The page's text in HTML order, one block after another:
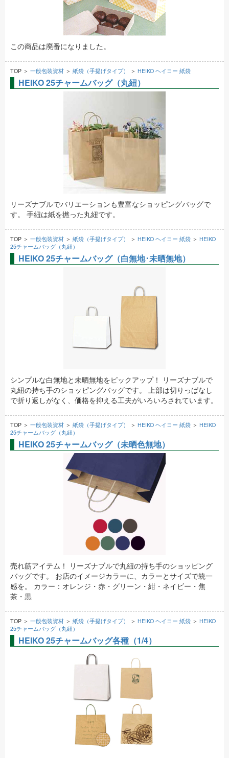
この商品は廃番になりました。
TOP ＞ 一般包装資材 ＞ 紙袋（手提げタイプ） ＞ HEIKO ヘイコー 紙袋
HEIKO 25チャームバッグ（丸紐）
リーズナブルでバリエーションも豊富なショッピングバッグで
す。 手紐は紙を撚った丸紐です。
TOP ＞ 一般包装資材 ＞ 紙袋（手提げタイプ） ＞ HEIKO ヘイコー 紙袋 ＞ HEIKO
25チャームバッグ（丸紐）
HEIKO 25チャームバッグ（白無地･未晒無地）
シンプルな白無地と未晒無地をピックアップ！ リーズナブルで
丸紐の持ち手のショッピングバッグです。 上部は切りっぱなし
で折り返しがなく、価格を抑える工夫がいろいろされています。
TOP ＞ 一般包装資材 ＞ 紙袋（手提げタイプ） ＞ HEIKO ヘイコー 紙袋 ＞ HEIKO
25チャームバッグ（丸紐）
HEIKO 25チャームバッグ（未晒色無地）
売れ筋アイテム！ リーズナブルで丸紐の持ち手のショッピング
バッグです。 お店のイメージカラーに、カラーとサイズで統一
感を。 カラー：オレンジ・赤・グリーン・紺・ネイビー・焦
茶・黒
TOP ＞ 一般包装資材 ＞ 紙袋（手提げタイプ） ＞ HEIKO ヘイコー 紙袋 ＞ HEIKO
25チャームバッグ（丸紐）
HEIKO 25チャームバッグ各種（1/4）